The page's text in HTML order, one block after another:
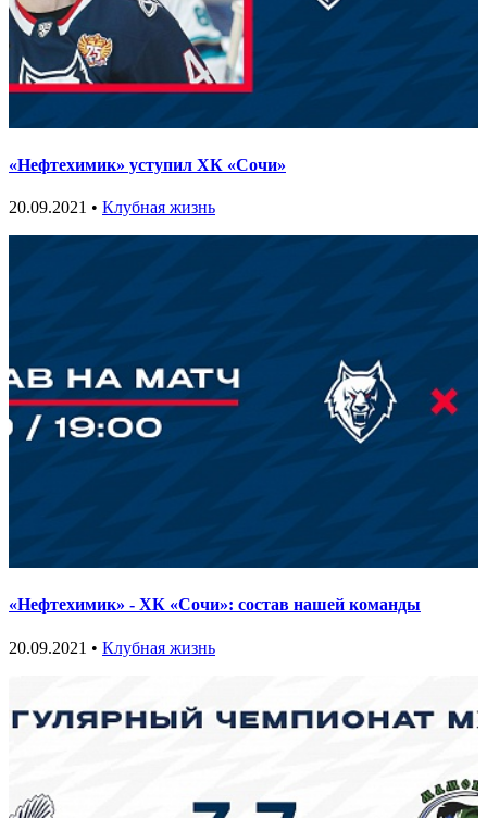
«Нефтехимик» уступил ХК «Сочи»
20.09.2021 • Клубная жизнь
«Нефтехимик» - ХК «Сочи»: состав нашей команды
20.09.2021 • Клубная жизнь